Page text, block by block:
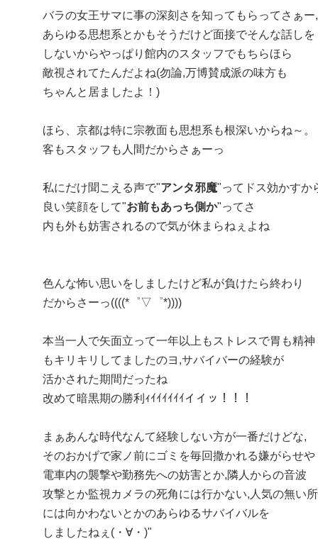
バラの女王サマに事の深刻さを知ってもらってさぁー,
あらゆる思想系とかもそうだけど面接でそんな話しを
しないからやっぱり館内のスタッフでもちらほら
敵視されてたんだよね(勿論,万博賛成派の味方も
ちゃんと居ましたよ！)
ほら、京都は特に宗教面も思想系も根深いからね～。
客もスタッフも人間だからさぁーっ
私にだけ聞こえる声で"アンタ邪魔"ってドス効かすか
良い笑顔をして"お前もあっち側か"ってさ
内も外も妨害されるので気が休まらねぇよね
色んな怖い思いをしましたけど私が負けたら終わり
だからさーっ((((*゜▽゜*))))
本当一人で矢面立って一年以上もストレスで胃も精神
もキリキリしてましたのヨ,サバイバーの経験が
活かされた期間だったね
改めて暗黒期の勝利ｨｲｲｲｲｲｲイイッ！！！
まぁあんな時代なんて経験しない方が一番だけどな,
そのおかげで家ノ前にゴミを毎回撒かれる嫌がらせや
電車内の襲撃や勤務先への妨害とか,隣人からの音波
攻撃とか監視カメラの死角には行かない,人気の無い所
には向かわないとかのあらゆるサバイバルを
しましたねぇ(・∀・)"